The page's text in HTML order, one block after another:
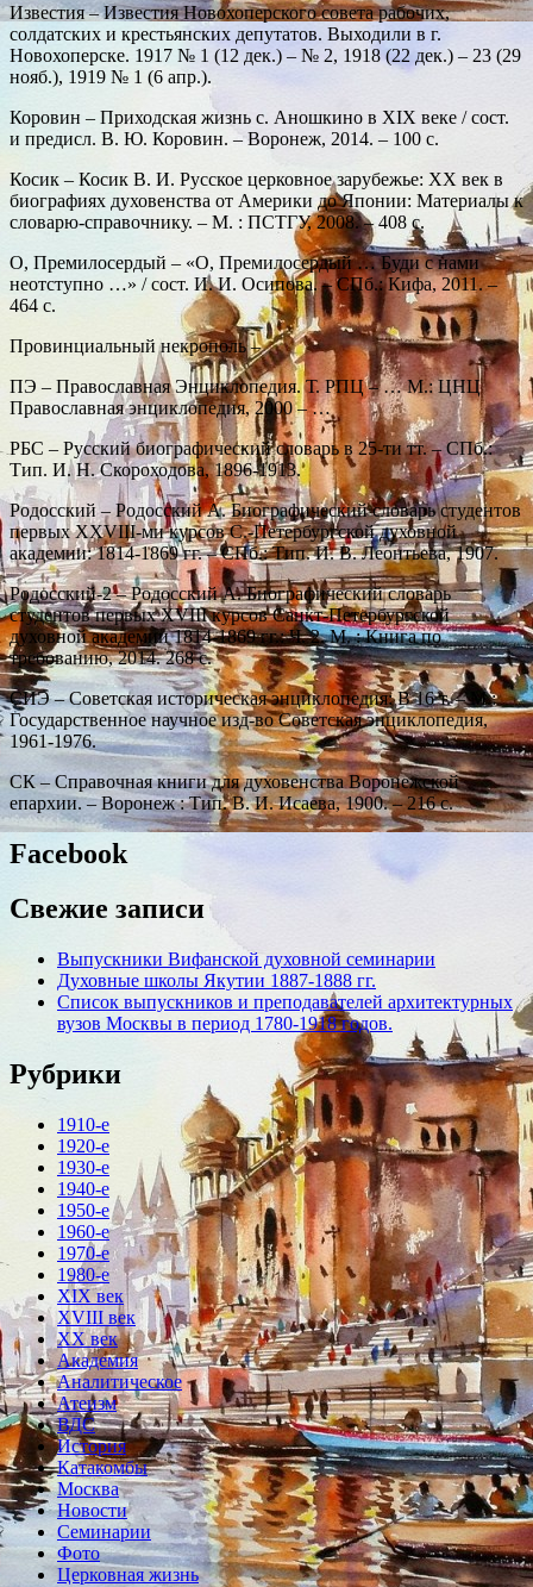
Известия – Известия Новохоперского совета рабочих,
солдатских и крестьянских депутатов. Выходили в г.
Новохоперске. 1917 № 1 (12 дек.) – № 2, 1918 (22 дек.) – 23 (29
нояб.), 1919 № 1 (6 апр.).
Коровин – Приходская жизнь с. Аношкино в XIX веке / сост.
и предисл. В. Ю. Коровин. – Воронеж, 2014. – 100 с.
Косик – Косик В. И. Русское церковное зарубежье: XX век в
биографиях духовенства от Америки до Японии: Материалы к
словарю-справочнику. – М. : ПСТГУ, 2008. – 408 с.
О, Премилосердый – «О, Премилосердый … Буди с нами
неотступно …» / сост. И. И. Осипова. – СПб.: Кифа, 2011. –
464 с.
Провинциальный некрополь –
ПЭ – Православная Энциклопедия. Т. РПЦ – … М.: ЦНЦ
Православная энциклопедия, 2000 – …
РБС – Русский биографический словарь в 25-ти тт. – СПб.:
Тип. И. Н. Скороходова, 1896-1913.
Родосский – Родосский А. Биографический словарь студентов
первых XXVIII-ми курсов С.-Петербургской духовной
академии: 1814-1869 гг. – СПб.: Тип. И. В. Леонтьева, 1907.
Родосский-2 – Родосский А. Биографический словарь
студентов первых XVIII курсов Санкт-Петербургской
духовной академии 1814-1869 гг.: Ч. 2. М. : Книга по
требованию, 2014. 268 с.
СИЭ – Советская историческая энциклопедия: В 16 т. – М.:
Государственное научное изд-во Советская энциклопедия,
1961-1976.
СК – Справочная книги для духовенства Воронежской
епархии. – Воронеж : Тип. В. И. Исаева, 1900. – 216 с.
Facebook
Свежие записи
Выпускники Вифанской духовной семинарии
Духовные школы Якутии 1887-1888 гг.
Список выпускников и преподавателей архитектурных
вузов Москвы в период 1780-1918 годов.
Рубрики
1910-е
1920-е
1930-е
1940-е
1950-е
1960-е
1970-е
1980-е
XIX век
XVIII век
XX век
Академия
Аналитическое
Атеизм
ВДС
История
Катакомбы
Москва
Новости
Семинарии
Фото
Церковная жизнь